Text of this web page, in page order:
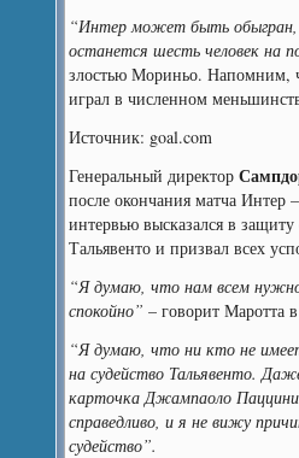
“Интер может быть обыгран,
останется шесть человек на
злостью Мориньо. Напомним,
играл в численном
Источник: goal.com
Генеральный директор
после окончания матча Интер
интервью высказался в
Тальявенто и призвал всех
“Я думаю, что нам всем нужно
спокойно” – говорит Маротта
“Я думаю, что ни кто не
на судейство Тальявенто.
карточка Джампаоло Паццини
справедливо, и я не вижу
судейство”.